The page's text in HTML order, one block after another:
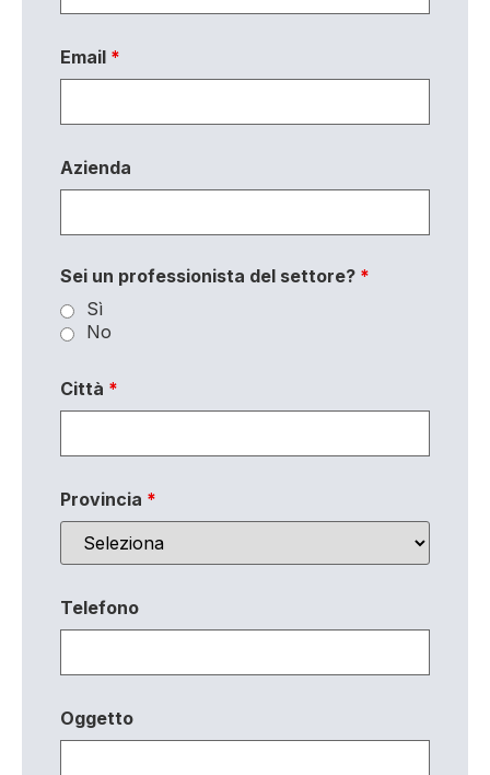
Email *
Azienda
Sei un professionista del settore? *
Sì
No
Città *
Provincia *
Telefono
Oggetto